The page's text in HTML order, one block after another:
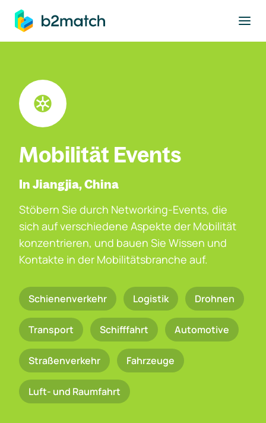
springen
Mobilität Events
In Jiangjia, China
Stöbern Sie durch Networking-Events, die
sich auf verschiedene Aspekte der Mobilität
konzentrieren, und bauen Sie Wissen und
Kontakte in der Mobilitätsbranche auf.
Schienenverkehr Logistik Drohnen
Transport Schifffahrt Automotive
Straßenverkehr Fahrzeuge
Luft- und Raumfahrt